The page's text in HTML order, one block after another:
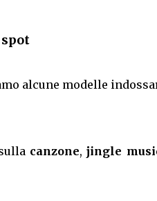
alcune modelle
canzone,jingle